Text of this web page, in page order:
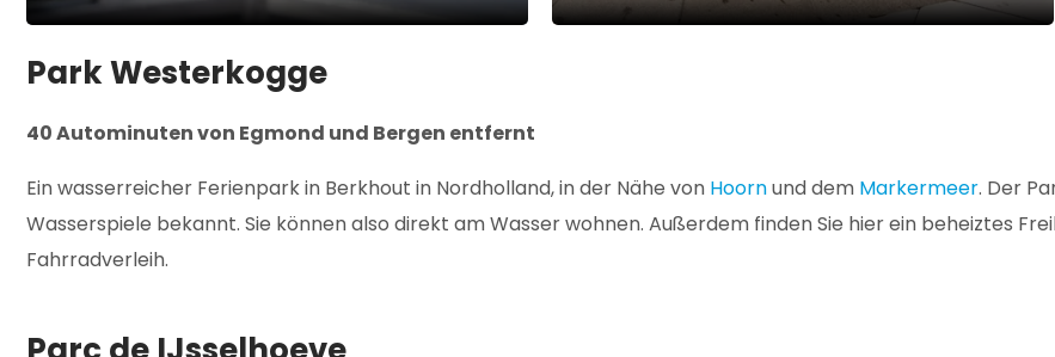
Park Westerkogge
40 Autominuten von Egmond und Bergen entfernt
Ein wasserreicher Ferienpark in Berkhout in Nordholland, in der Nähe von Hoornund dem Markermeer. Der
Wasserspiele bekannt. Sie können also direkt am Wasser wohnen. Außerdem finden Sie hier ein beheiztes
Fahrradverleih.